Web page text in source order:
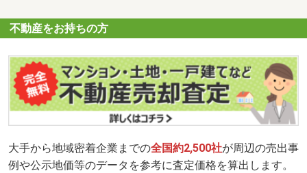
不動産をお持ちの方
大手から地域密着企業までの全国約2,500社が周辺の売出事
例や公示地価等のデータを参考に査定価格を算出します。